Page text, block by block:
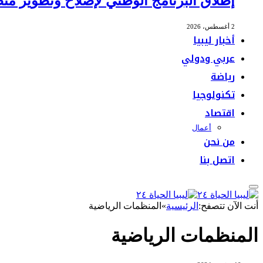
2 أغسطس، 2026
أخبار ليبيا
عربي ودولي
رياضة
تكنولوجيا
اقتصاد
أعمال
من نحن
اتصل بنا
أنت الآن تتصفح: الرئيسية» المنظمات الرياضية
المنظمات الرياضية